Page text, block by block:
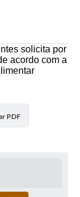
solicita por
acordo com a
PDF